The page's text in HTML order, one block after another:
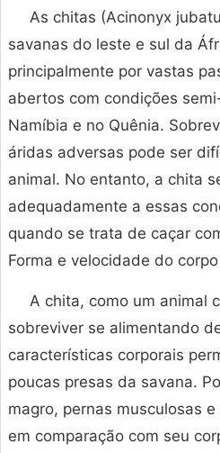
As chitas (Acinonyx
savanas do leste e sul da
principalmente por vastas
abertos com condições
Namíbia e no Quênia.
áridas adversas pode ser
animal. No entanto, a chita
adequadamente a essas
quando se trata de caçar
Forma e velocidade do corpo
A chita, como um animal
sobreviver se alimentando
características corporais
poucas presas da savana.
magro, pernas musculosas
em comparação com seu